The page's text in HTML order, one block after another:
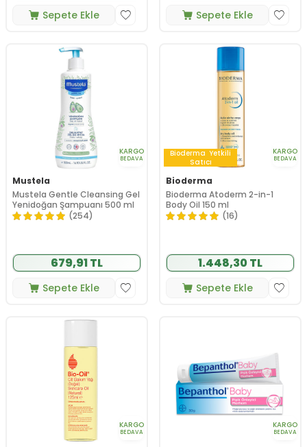
Sepete Ekle Sepete Ekle
KARGO
BEDAVA
Mustela
Mustela Gentle Cleansing Gel
Yenidoğan Şampuanı 500 ml
(254)
679,91 TL
Sepete Ekle
Bioderma Yetkili
Satıcı
KARGO
BEDAVA
Bioderma
Bioderma Atoderm 2-in-1
Body Oil 150 ml
(16)
1.448,30 TL
Sepete Ekle
KARGO
BEDAVA
KARGO
BEDAVA